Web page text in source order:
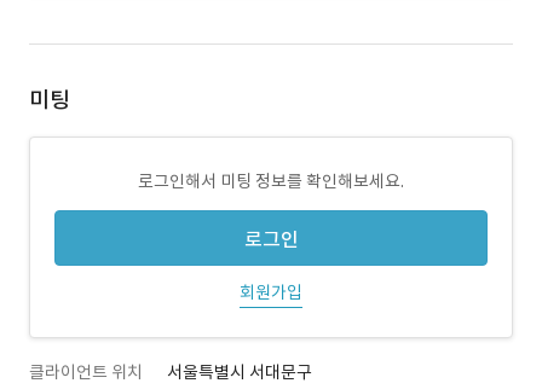
미팅
로그인해서 미팅 정보를 확인해보세요.
로그인
회원가입
클라이언트 위치 서울특별시 서대문구